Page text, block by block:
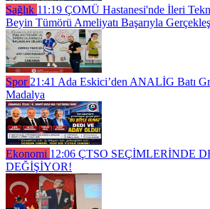
Sağlık 11:19 ÇOMÜ Hastanesi'nde İleri
Beyin Tümörü Ameliyatı Başarıyla
Spor 21:41 Ada Eskici’den ANALİG Batı
Madalya
Ekonomi 12:06 ÇTSO SEÇİMLERİNDE
DEĞİŞİYOR!